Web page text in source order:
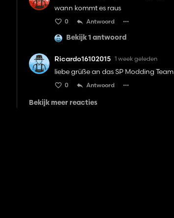
wann kommt es raus
0 Antwoord
Bekijk 1 antwoord
Ricardo16102015 1 week geleden
liebe grüße an das SP Modding Team
0 Antwoord
Bekijk meer reacties